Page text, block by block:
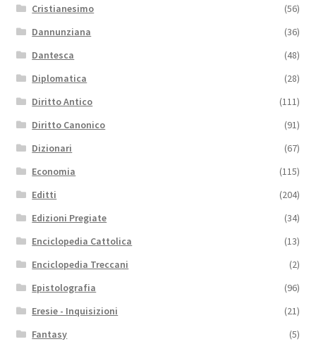
Cristianesimo
(56)
Dannunziana
(36)
Dantesca
(48)
Diplomatica
(28)
Diritto Antico
(111)
Diritto Canonico
(91)
Dizionari
(67)
Economia
(115)
Editti
(204)
Edizioni Pregiate
(34)
Enciclopedia Cattolica
(13)
Enciclopedia Treccani
(2)
Epistolografia
(96)
Eresie - Inquisizioni
(21)
Fantasy
(5)